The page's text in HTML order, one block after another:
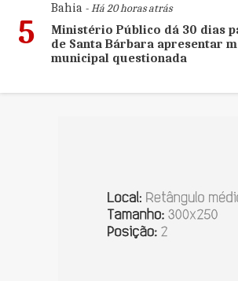
5
Bahia- Há 20 horas atrás
Ministério Público dá 30 dias
de Santa Bárbara apresentar
municipal questionada